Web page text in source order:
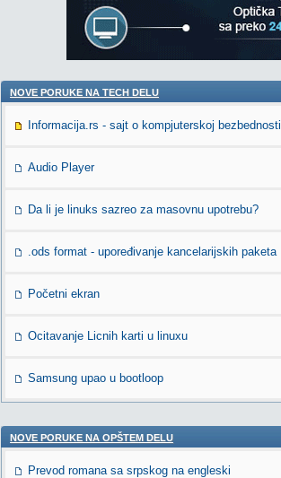
NOVE PORUKE NA TECH DELU
Informacija.rs - sajt o kompjuterskoj bezbednosti
Audio Player
Da li je linuks sazreo za masovnu upotrebu?
.ods format - upoređivanje kancelarijskih paketa
Početni ekran
Ocitavanje Licnih karti u linuxu
Samsung upao u bootloop
NOVE PORUKE NA OPŠTEM DELU
Prevod romana sa srpskog na engleski